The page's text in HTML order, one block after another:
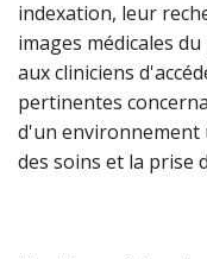
indexation, leur
images médicales
aux cliniciens
pertinentes
d'un environnement
des soins et la prise